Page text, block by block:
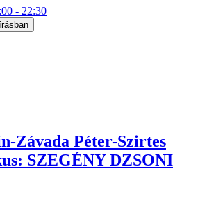
- 22:30
Závada Péter-Szirtes
SZEGÉNY DZSONI